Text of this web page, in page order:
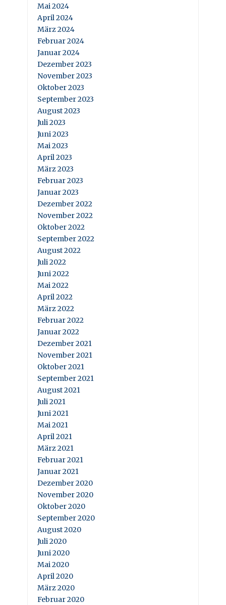
Mai 2024
April 2024
März 2024
Februar 2024
Januar 2024
Dezember 2023
November 2023
Oktober 2023
September 2023
August 2023
Juli 2023
Juni 2023
Mai 2023
April 2023
März 2023
Februar 2023
Januar 2023
Dezember 2022
November 2022
Oktober 2022
September 2022
August 2022
Juli 2022
Juni 2022
Mai 2022
April 2022
März 2022
Februar 2022
Januar 2022
Dezember 2021
November 2021
Oktober 2021
September 2021
August 2021
Juli 2021
Juni 2021
Mai 2021
April 2021
März 2021
Februar 2021
Januar 2021
Dezember 2020
November 2020
Oktober 2020
September 2020
August 2020
Juli 2020
Juni 2020
Mai 2020
April 2020
März 2020
Februar 2020